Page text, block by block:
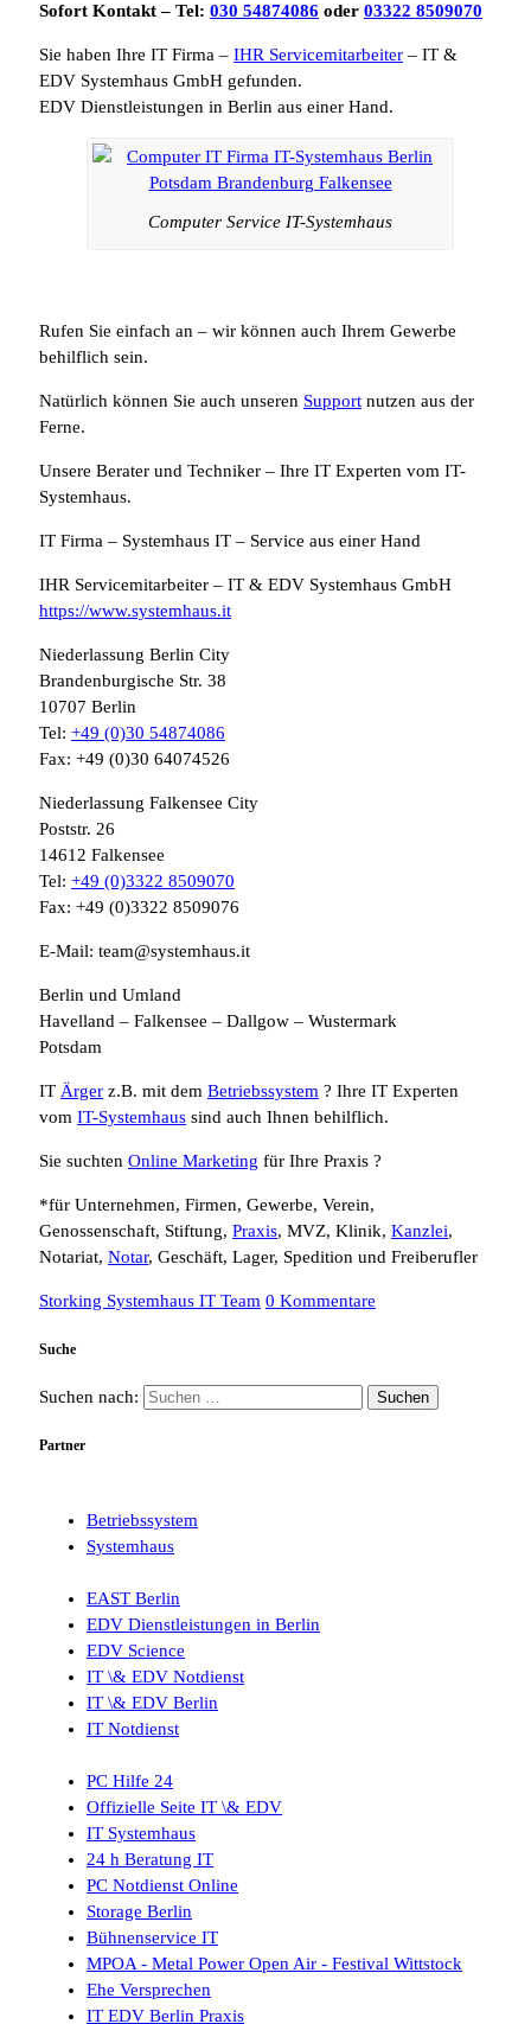
Sofort Kontakt – Tel: 030 54874086 oder 03322 8509070
Sie haben Ihre IT Firma – IHR Servicemitarbeiter – IT &
EDV Systemhaus GmbH gefunden.
EDV Dienstleistungen in Berlin aus einer Hand.
Computer Service IT-Systemhaus
Rufen Sie einfach an – wir können auch Ihrem Gewerbe
behilflich sein.
Natürlich können Sie auch unseren Support nutzen aus der
Ferne.
Unsere Berater und Techniker – Ihre IT Experten vom IT-
Systemhaus.
IT Firma – Systemhaus IT – Service aus einer Hand
IHR Servicemitarbeiter – IT & EDV Systemhaus GmbH
https://www.systemhaus.it
Niederlassung Berlin City
Brandenburgische Str. 38
10707 Berlin
Tel: +49 (0)30 54874086
Fax: +49 (0)30 64074526
Niederlassung Falkensee City
Poststr. 26
14612 Falkensee
Tel: +49 (0)3322 8509070
Fax: +49 (0)3322 8509076
E-Mail: team@systemhaus.it
Berlin und Umland
Havelland – Falkensee – Dallgow – Wustermark
Potsdam
IT Ärger z.B. mit dem Betriebssystem ? Ihre IT Experten
vom IT-Systemhaus sind auch Ihnen behilflich.
Sie suchten Online Marketing für Ihre Praxis ?
*für Unternehmen, Firmen, Gewerbe, Verein,
Genossenschaft, Stiftung, Praxis, MVZ, Klinik, Kanzlei,
Notariat, Notar, Geschäft, Lager, Spedition und Freiberufler
Storking Systemhaus IT Team 0 Kommentare
Suche
Suchen nach:
Partner
Betriebssystem
Systemhaus
EAST Berlin
EDV Dienstleistungen in Berlin
EDV Science
IT \& EDV Notdienst
IT \& EDV Berlin
IT Notdienst
PC Hilfe 24
Offizielle Seite IT \& EDV
IT Systemhaus
24 h Beratung IT
PC Notdienst Online
Storage Berlin
Bühnenservice IT
MPOA - Metal Power Open Air - Festival Wittstock
Ehe Versprechen
IT EDV Berlin Praxis